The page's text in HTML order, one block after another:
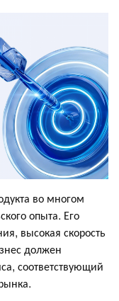
во многом
опыта. Его
высокая скорость
должен
соответствующий